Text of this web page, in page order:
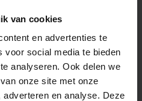
van cookies
en advertenties te
voor social media te bieden
analyseren. Ook delen we
onze site met onze
en analyse. Deze